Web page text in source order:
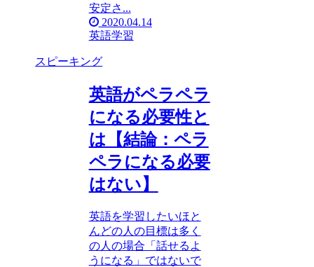
安定さ...
2020.04.14
英語学習
スピーキング
英語がペラペラ
になる必要性と
は【結論：ペラ
ペラになる必要
はない】
英語を学習したいほと
んどの人の目標は多く
の人の場合「話せるよ
うになる」ではないで